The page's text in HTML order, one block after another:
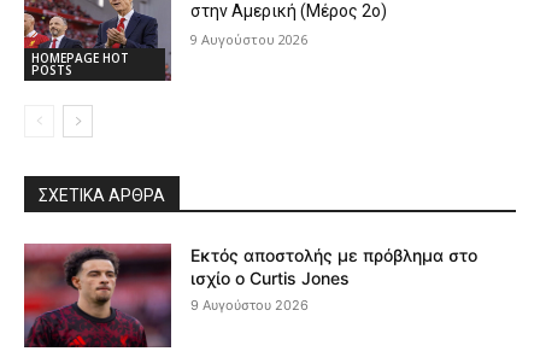
HOMEPAGE HOT
POSTS
στην Αμερική (Μέρος 2ο)
9 Αυγούστου 2026
ΣΧΕΤΙΚΆ ΆΡΘΡΑ
Εκτός αποστολής με πρόβλημα στο
ισχίο ο Curtis Jones
9 Αυγούστου 2026